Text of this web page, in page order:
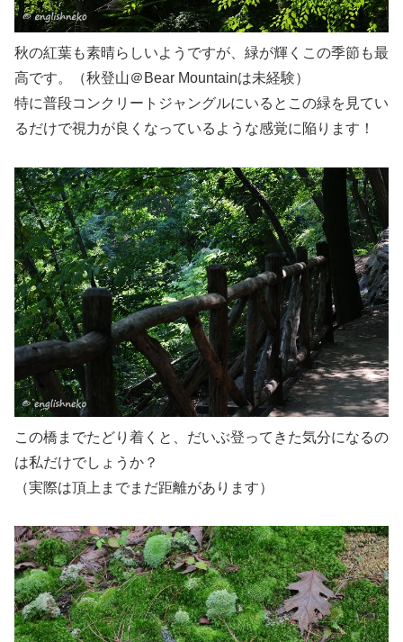
秋の紅葉も素晴らしいようですが、緑が輝くこの季節も最
高です。（秋登山＠Bear Mountainは未経験）
特に普段コンクリートジャングルにいるとこの緑を見てい
るだけで視力が良くなっているような感覚に陥ります！
この橋までたどり着くと、だいぶ登ってきた気分になるの
は私だけでしょうか？
（実際は頂上までまだ距離があります）